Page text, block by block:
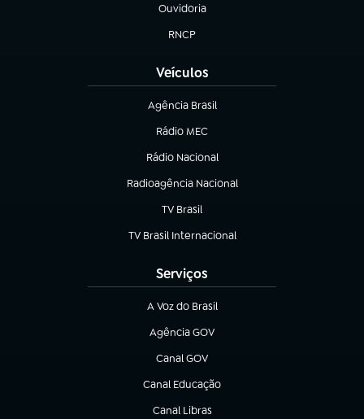
Ouvidoria
(abre em nova aba)
RNCP
(abre em nova aba)
Veículos
Agência Brasil
(abre em nova aba)
Rádio MEC
(abre em nova aba)
Rádio Nacional
Radioagência Nacional
(abre em nova aba)
TV Brasil
(abre em nova aba)
TV Brasil Internacional
(abre em nova aba)
Serviços
A Voz do Brasil
(abre em nova aba)
Agência GOV
(abre em nova aba)
Canal GOV
(abre em nova aba)
Canal Educação
(abre em nova aba)
Canal Libras
(abre em nova aba)